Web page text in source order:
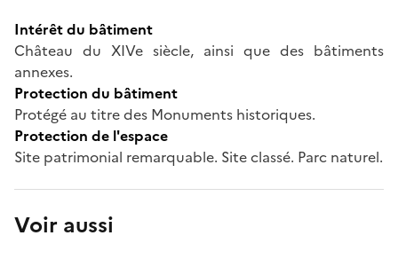
Intérêt du bâtiment
Château du XIVe siècle, ainsi que des bâtiments
annexes.
Protection du bâtiment
Protégé au titre des Monuments historiques.
Protection de l'espace
Site patrimonial remarquable. Site classé. Parc naturel.
Voir aussi